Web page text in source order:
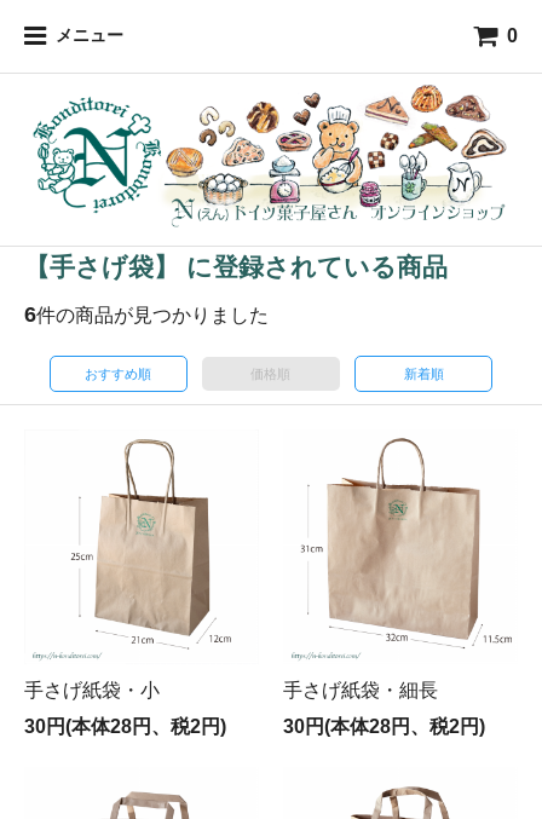
メニュー 0
【手さげ袋】 に登録されている商品
6件の商品が見つかりました
おすすめ順 価格順 新着順
手さげ紙袋・小
30円(本体28円、税2円)
手さげ紙袋・細長
30円(本体28円、税2円)